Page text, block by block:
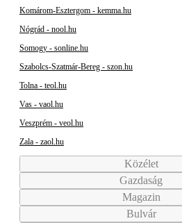
Komárom-Esztergom - kemma.hu
Nógrád - nool.hu
Somogy - sonline.hu
Szabolcs-Szatmár-Bereg - szon.hu
Tolna - teol.hu
Vas - vaol.hu
Veszprém - veol.hu
Zala - zaol.hu
Közélet
Gazdaság
Magazin
Bulvár